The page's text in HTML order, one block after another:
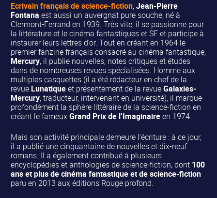
Ecrivain français de science-fiction,Jean-Pierre
Fontanaest aussi un auvergnat pure souche, né à
Clermont-Ferrand en 1939. Très vite, il se passionne pour
la littérature et le cinéma fantastiques et SF et participe à
instaurer leurs lettres d’or. Tout en créant en 1964 le
premier fanzine français consacré au cinéma fantastique,
Mercury, il publie nouvelles, notes critiques et études
dans de nombreuses revues spécialisées. Homme aux
multiples casquettes (il a été rédacteur en chef de la
revue Lunatiqueet présentement de la revueGalaxies-
Mercury, traducteur, intervenant en université), il marque
profondément la sphère littéraire de la science-fiction en
créant le fameuxGrand Prix de l’Imaginaireen 1974.
Mais son activité principale demeure l’écriture : à ce jour,
il a publié une cinquantaine de nouvelles et dix-neuf
romans. Il a également contribué à plusieurs
encyclopédies et anthologies de science-fiction, dont 100
ans et plus de cinéma fantastique et de science-fiction
paru en 2013 aux éditions Rouge profond.